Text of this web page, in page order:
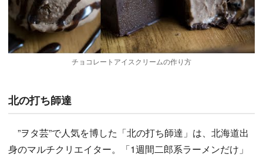
チョコレートアイスクリームの作り方
北の打ち師達
”ヲタ芸”で人気を博した「北の打ち師達」は、北海道出
身のマルチクリエイター。「1週間二郎系ラーメンだけ」